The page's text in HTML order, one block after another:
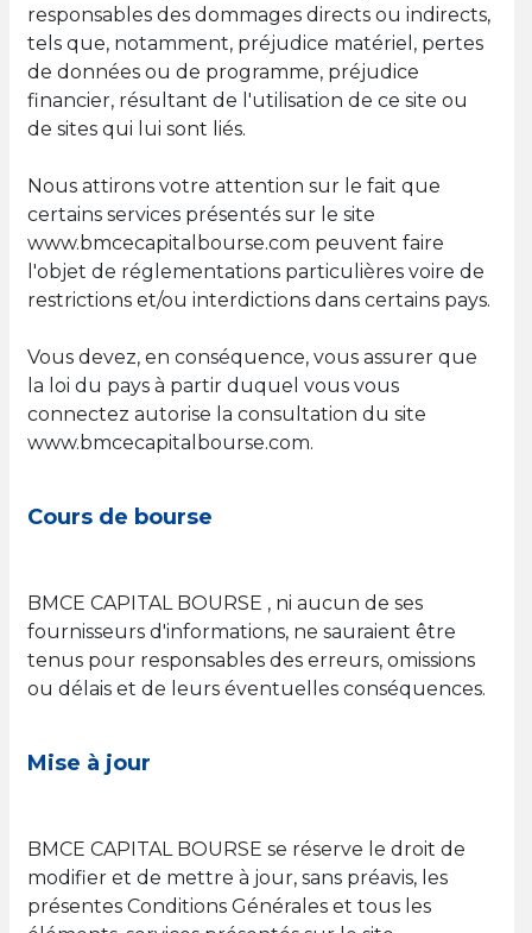
responsables des dommages directs ou indirects,
tels que, notamment, préjudice matériel, pertes
de données ou de programme, préjudice
financier, résultant de l'utilisation de ce site ou
de sites qui lui sont liés.
Nous attirons votre attention sur le fait que
certains services présentés sur le site
www.bmcecapitalbourse.com peuvent faire
l'objet de réglementations particulières voire de
restrictions et/ou interdictions dans certains pays.
Vous devez, en conséquence, vous assurer que
la loi du pays à partir duquel vous vous
connectez autorise la consultation du site
www.bmcecapitalbourse.com.
Cours de bourse
BMCE CAPITAL BOURSE , ni aucun de ses
fournisseurs d'informations, ne sauraient être
tenus pour responsables des erreurs, omissions
ou délais et de leurs éventuelles conséquences.
Mise à jour
BMCE CAPITAL BOURSE se réserve le droit de
modifier et de mettre à jour, sans préavis, les
présentes Conditions Générales et tous les